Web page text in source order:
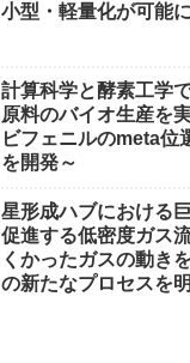
小型・軽量化が可能
計算科学と酵素工学
原料のバイオ生産を
ビフェニルのmeta位
を開発～
星形成ハブにおける
促進する低密度ガス
くかったガスの動き
の新たなプロセスを